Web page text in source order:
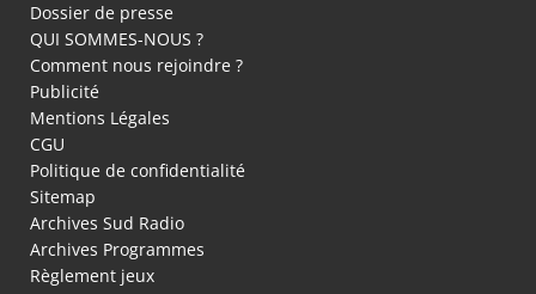
Dossier de presse
QUI SOMMES-NOUS ?
Comment nous rejoindre ?
Publicité
Mentions Légales
CGU
Politique de confidentialité
Sitemap
Archives Sud Radio
Archives Programmes
Règlement jeux